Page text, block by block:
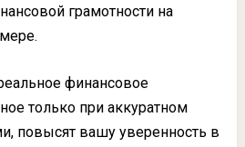
грамотности на
финансовое
только при аккуратном
повысят вашу уверенность в